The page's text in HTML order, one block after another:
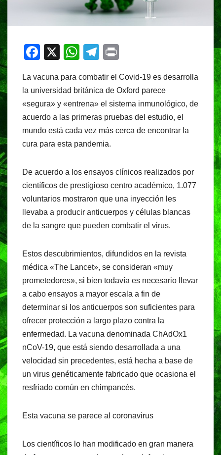
F
c
e
b
o
o
X
W
at
s
A
p
p
T
e
gr
a
m
t
La vacuna para combatir el Covid-19 es desarrolla
la universidad británica de Oxford parece
«segura» y «entrena» el sistema inmunológico, de
acuerdo a las primeras pruebas del estudio, el
mundo está cada vez más cerca de encontrar la
cura para esta pandemia.
De acuerdo a los ensayos clínicos realizados por
científicos de prestigioso centro académico, 1.077
voluntarios mostraron que una inyección les
llevaba a producir anticuerpos y células blancas
de la sangre que pueden combatir el virus.
Estos descubrimientos, difundidos en la revista
médica «The Lancet», se consideran «muy
prometedores», si bien todavía es necesario llevar
a cabo ensayos a mayor escala a fin de
determinar si los anticuerpos son suficientes para
ofrecer protección a largo plazo contra la
enfermedad. La vacuna denominada ChAdOx1
nCoV-19, que está siendo desarrollada a una
velocidad sin precedentes, está hecha a base de
un virus genéticamente fabricado que ocasiona el
resfriado común en chimpancés.
Esta vacuna se parece al coronavirus
Los científicos lo han modificado en gran manera